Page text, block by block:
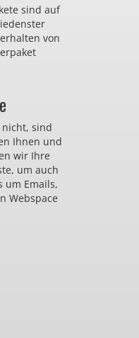
sind auf
von
sind
Ihnen und
wir Ihre
um auch
um Emails,
Webspace